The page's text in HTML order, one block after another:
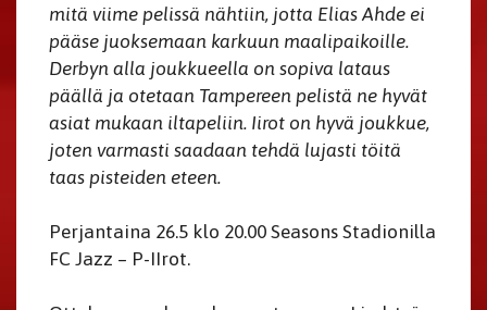
mitä viime pelissä nähtiin, jotta Elias Ahde ei
pääse juoksemaan karkuun maalipaikoille.
Derbyn alla joukkueella on sopiva lataus
päällä ja otetaan Tampereen pelistä ne hyvät
asiat mukaan iltapeliin. Iirot on hyvä joukkue,
joten varmasti saadaan tehdä lujasti töitä
taas pisteiden eteen.
Perjantaina 26.5 klo 20.00 Seasons Stadionilla
FC Jazz – P-IIrot.